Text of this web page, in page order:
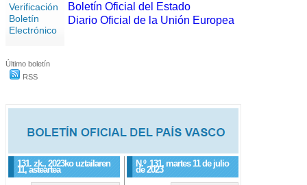
Verificación
Boletín
Electrónico
Último boletín
RSS
131. zk., 2023ko uztailaren
11, asteartea
N.º131, martes 11 de julio
de 2023
Boletín Oficial del Estado
Diario Oficial de la Unión Europea